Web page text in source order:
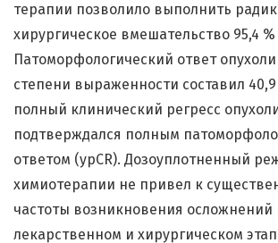
терапии позволило выполнить
хирургическое вмешательство 95,4
Патоморфологический ответ
степени выраженности составил 40,9
полный клинический регресс
подтверждался полным
ответом (ypCR). Дозоуплотненный
химиотерапии не привел к
частоты возникновения осложнений
лекарственном и хирургическом